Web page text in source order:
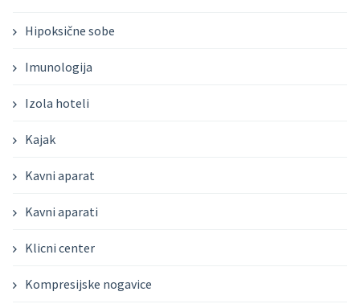
Hipoksične sobe
Imunologija
Izola hoteli
Kajak
Kavni aparat
Kavni aparati
Klicni center
Kompresijske nogavice